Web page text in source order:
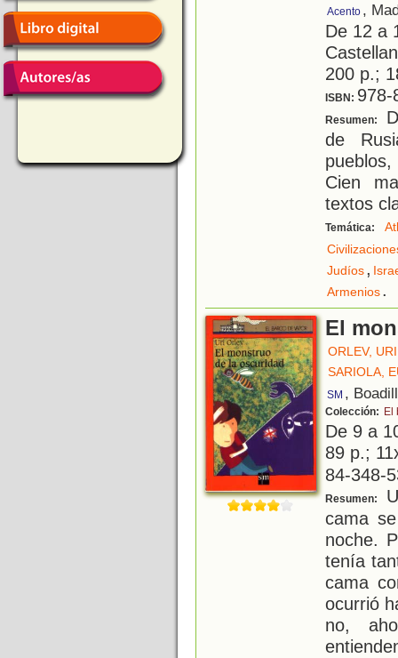
Acento ,
De 12 a
200 p.;
ISBN: 978-
Resumen:
de
Cien
textos
Temática:
Judíos,
Armenios.
El
ORLEV, URI
SARIOLA,
SM ,
Colección: El
De 9 a
89 p.;
84-348-
Resumen:
cama
noche.
tenía
cama
ocurrió
no,